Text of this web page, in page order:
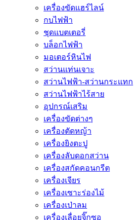
เครื่องขัดแฮร์ไลน์
กบไฟฟ้า
ชุดแบตเตอรี่
บล็อกไฟฟ้า
มอเตอร์หินไฟ
สว่านแท่นเจาะ
สว่านไฟฟ้า-สว่านกระแทก
สว่านไฟฟ้าไร้สาย
อุปกรณ์เสริม
เครื่องขัดต่างๆ
เครื่องตัดหญ้า
เครื่องยิงตะปู
เครื่องลับดอกสว่าน
เครื่องสกัดคอนกรีต
เครื่องเจียร
เครื่องเซาะร่องไม้
เครื่องเป่าลม
เครื่องเลื่อยจิ๊กซอ